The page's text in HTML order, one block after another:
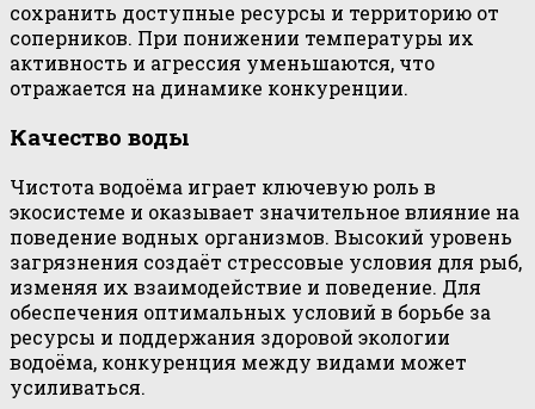
сохранить доступные ресурсы и территорию от
соперников. При понижении температуры их
активность и агрессия уменьшаются, что
отражается на динамике конкуренции.
Качество воды
Чистота водоёма играет ключевую роль в
экосистеме и оказывает значительное влияние на
поведение водных организмов. Высокий уровень
загрязнения создаёт стрессовые условия для рыб,
изменяя их взаимодействие и поведение. Для
обеспечения оптимальных условий в борьбе за
ресурсы и поддержания здоровой экологии
водоёма, конкуренция между видами может
усиливаться.